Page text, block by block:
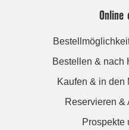
Online
Bestellen & nach
Kaufen & in den
Reservieren &
Prospekte